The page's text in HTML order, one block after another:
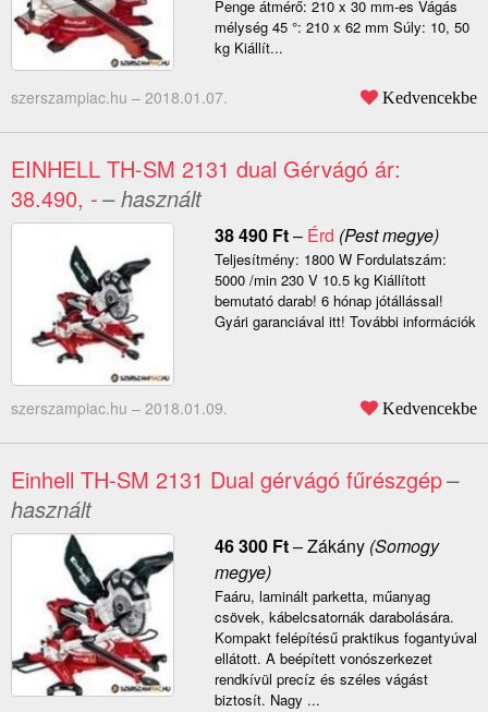
Penge átmérő: 210 x 30 mm-es Vágás
mélység 45 °: 210 x 62 mm Súly: 10, 50
kg Kiállít...
szerszampiac.hu – 2018.01.07. Kedvencekbe
EINHELL TH-SM 2131 dual Gérvágó ár:
38.490, -– használt
38 490 Ft– Érd (Pest megye)
Teljesítmény: 1800 W Fordulatszám:
5000 /min 230 V 10.5 kg Kiállított
bemutató darab! 6 hónap jótállással!
Gyári garanciával itt! További információk
szerszampiac.hu – 2018.01.09. Kedvencekbe
Einhell TH-SM 2131 Dual gérvágó fűrészgép–
használt
46 300 Ft–Zákány(Somogy
megye)
Faáru, laminált parketta, műanyag
csövek, kábelcsatornák darabolására.
Kompakt felépítésű praktikus fogantyúval
ellátott. A beépített vonószerkezet
rendkívül precíz és széles vágást
biztosít. Nagy ...